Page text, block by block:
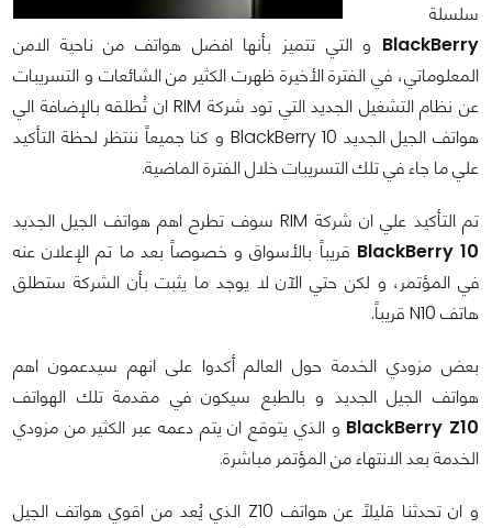
سلسلة
BlackBerry و التي تتميز بأنها افضل هواتف من ناحية الامن
المعلوماتي، في الفترة الأخيرة ظهرت الكثير من الشائعات و التسريبات
عن نظام التشغيل الجديد التي تود شركة RIMان تُطلقه بالإضافة الي
هواتف الجيل الجديد BlackBerry 10 و كنا جميعاً ننتظر لحظة التأكيد
علي ما جاء في تلك التسريبات خلال الفترة الماضية.
تم التأكيد علي ان شركة RIMسوف تطرح اهم هواتف الجيل الجديد
BlackBerry 10 قريباً بالأسواق و خصوصاً بعد ما تم الإعلان عنه
في المؤتمر، و لكن حتي الآن لا يوجد ما يثبت بأن الشركة ستطلق
هاتف N10 قريباً.
بعض مزودي الخدمة حول العالم أكدوا على انهم سيدعمون اهم
هواتف الجيل الجديد و بالطبع سيكون في مقدمة تلك الهواتف
BlackBerry Z10 و الذي يتوقع ان يتم دعمه عبر الكثير من مزودي
الخدمة بعد الانتهاء من المؤتمر مباشرة.
و ان تحدثنا قليلاً عن هواتف Z10 الذي يُعد من اقوي هواتف الجيل